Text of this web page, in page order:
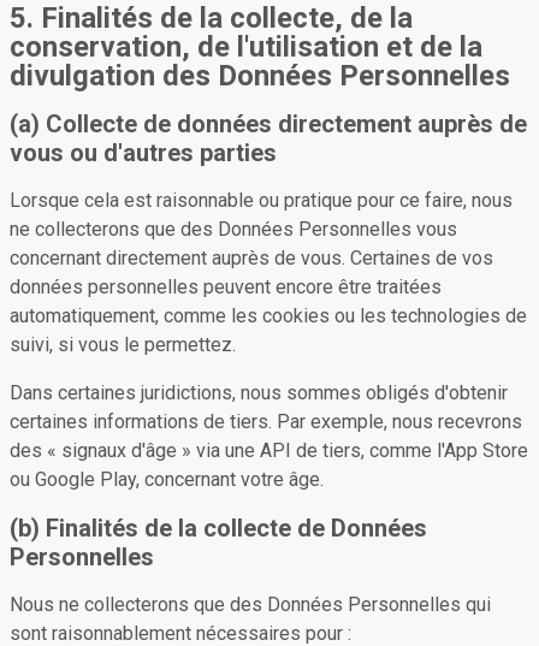
5. Finalités de la collecte, de la
conservation, de l'utilisation et de la
divulgation des Données Personnelles
(a) Collecte de données directement auprès de
vous ou d'autres parties
Lorsque cela est raisonnable ou pratique pour ce faire, nous
ne collecterons que des Données Personnelles vous
concernant directement auprès de vous. Certaines de vos
données personnelles peuvent encore être traitées
automatiquement, comme les cookies ou les technologies de
suivi, si vous le permettez.
Dans certaines juridictions, nous sommes obligés d'obtenir
certaines informations de tiers. Par exemple, nous recevrons
des « signaux d'âge » via une API de tiers, comme l'App Store
ou Google Play, concernant votre âge.
(b) Finalités de la collecte de Données
Personnelles
Nous ne collecterons que des Données Personnelles qui
sont raisonnablement nécessaires pour :